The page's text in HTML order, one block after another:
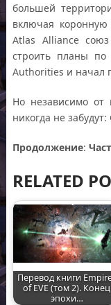
большей
включая
Atlas Alliance
строить планы
Authorities и начал
Но независимо от
никогда не
Продолжение:
RELATED
Перевод книги
of EVE (том 2). Конец
эпохи…